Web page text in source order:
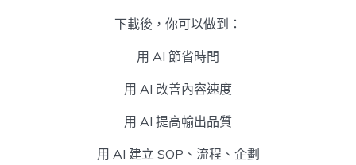
下載後，你可以做到：
用 AI 節省時間
用 AI 改善內容速度
用 AI 提高輸出品質
用 AI 建立 SOP、流程、企劃